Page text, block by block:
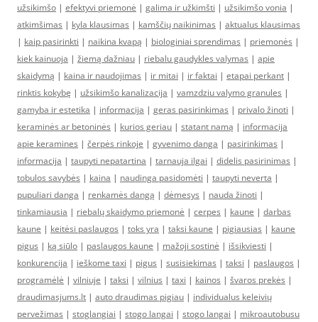
užsikimšo | efektyvi priemonė | galima ir užkimšti | užsikimšo vonia |
atkimšimas | kyla klausimas | kamščių naikinimas | aktualus klausimas
| kaip pasirinkti | naikina kvapą | biologiniai sprendimas | priemonės |
kiek kainuoja | žiemą dažniau | riebalu gaudykles valymas | apie
skaidymą | kaina ir naudojimas | ir mitai | ir faktai | etapai perkant |
rinktis kokybę | užsikimšo kanalizacija | vamzdziu valymo granules |
gamyba ir estetika | informacija | geras pasirinkimas | privalo žinoti |
keraminės ar betoninės | kurios geriau | statant namą | informacija
apie keramines | čerpės rinkoje | gyvenimo danga | pasirinkimas |
informacija | taupyti nepatartina | tarnauja ilgai | didelis pasirinimas |
tobulos savybės | kaina | naudinga pasidomėti | taupyti neverta |
pupuliari danga | renkamės dangą | dėmesys | nauda žinoti |
tinkamiausia | riebalų skaidymo priemonė | cerpes | kaune | darbas
kaune | keitėsi paslaugos | toks yra | taksi kaune | pigiausias | kaune
pigus | ką siūlo | paslaugos kaune | mažoji sostinė | išsikviesti |
konkurencija | ieškome taxi | pigus | susisiekimas | taksi | paslaugos |
programėlė | vilniuje | taksi | vilnius | taxi | kainos | švaros prekės |
draudimasjums.lt | auto draudimas pigiau | individualus keleivių
pervežimas | stoglangiai | stogo langai | stogo langai | mikroautobusu